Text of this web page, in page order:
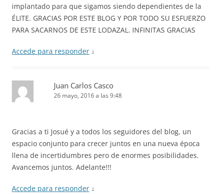
implantado para que sigamos siendo dependientes de la
ÉLITE. GRACIAS POR ESTE BLOG Y POR TODO SU ESFUERZO
PARA SACARNOS DE ESTE LODAZAL. INFINITAS GRACIAS
Accede para responder ↓
Juan Carlos Casco
26 mayo, 2016 a las 9:48
Gracias a ti Josué y a todos los seguidores del blog, un
espacio conjunto para crecer juntos en una nueva época
llena de incertidumbres pero de enormes posibilidades.
Avancemos juntos. Adelante!!!
Accede para responder ↓